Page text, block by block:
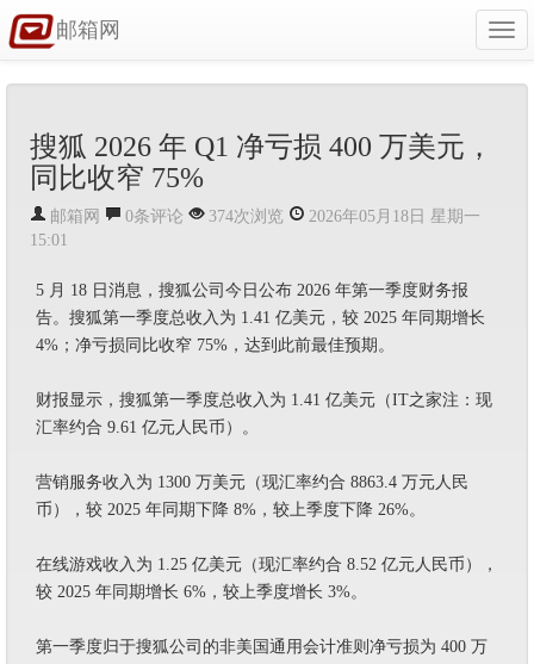
邮箱网
搜狐 2026 年 Q1 净亏损 400 万美元，
同比收窄 75%
邮箱网 0条评论 374次浏览
2026年05月18日 星期一
15:01
5 月 18 日消息，搜狐公司今日公布 2026 年第一季度财务报
告。搜狐第一季度总收入为 1.41 亿美元，较 2025 年同期增长
4%；净亏损同比收窄 75%，达到此前最佳预期。
财报显示，搜狐第一季度总收入为 1.41 亿美元（IT之家注：现
汇率约合 9.61 亿元人民币）。
营销服务收入为 1300 万美元（现汇率约合 8863.4 万元人民
币），较 2025 年同期下降 8%，较上季度下降 26%。
在线游戏收入为 1.25 亿美元（现汇率约合 8.52 亿元人民币），
较 2025 年同期增长 6%，较上季度增长 3%。
第一季度归于搜狐公司的非美国通用会计准则净亏损为 400 万